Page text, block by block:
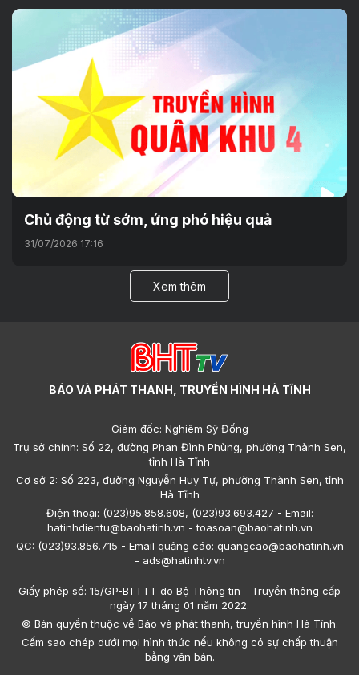
Chủ động từ sớm, ứng phó hiệu quả
31/07/2026 17:16
Xem thêm
BÁO VÀ PHÁT THANH, TRUYỀN HÌNH HÀ TĨNH
Giám đốc: Nghiêm Sỹ Đống
Trụ sở chính: Số 22, đường Phan Đình Phùng, phường Thành Sen,
tỉnh Hà Tĩnh
Cơ sở 2: Số 223, đường Nguyễn Huy Tự, phường Thành Sen, tỉnh
Hà Tĩnh
Điện thoại: (023)95.858.608, (023)93.693.427 - Email:
hatinhdientu@baohatinh.vn - toasoan@baohatinh.vn
QC: (023)93.856.715 - Email quảng cáo: quangcao@baohatinh.vn
- ads@hatinhtv.vn
Giấy phép số: 15/GP-BTTTT do Bộ Thông tin - Truyền thông cấp
ngày 17 tháng 01 năm 2022.
© Bản quyền thuộc về Báo và phát thanh, truyền hình Hà Tĩnh.
Cấm sao chép dưới mọi hình thức nếu không có sự chấp thuận
bằng văn bản.